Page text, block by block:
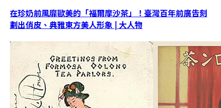
在珍奶前風靡歐美的「福爾摩沙茶」！臺灣百年前廣告刻
劃出俏皮、典雅東方美人形象 | 大人物